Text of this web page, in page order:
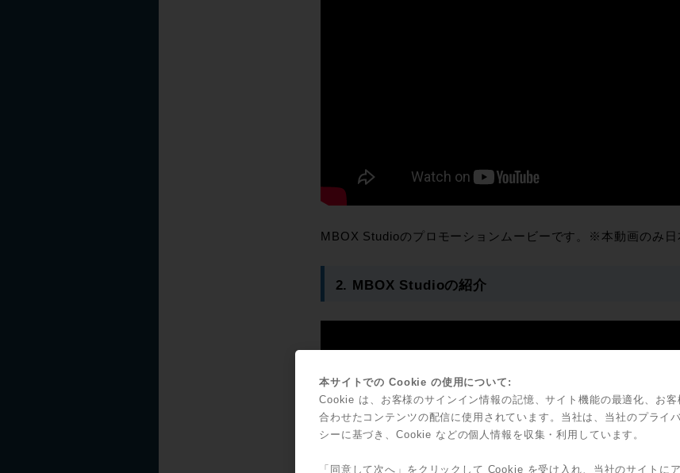
MBOX Studioのプロモーションムービーです。※本動画のみ日
2. MBOX Studioの紹介
本サイトでの Cookie の使用について:
Cookie は、お客様のサインイン情報の記憶、サイト機能の最適化、お客
合わせたコンテンツの配信に使用されています。当社は、当社のプライ
シーに基づき、Cookie などの個人情報を収集・利用しています。
「同意して次へ」をクリックして Cookie を受け入れ、当社のサイトに